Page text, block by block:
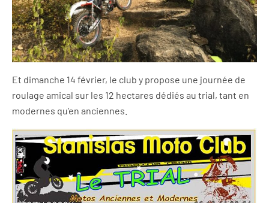
Et dimanche 14 février, le club y propose une journée de
roulage amical sur les 12 hectares dédiés au trial, tant en
modernes qu’en anciennes.